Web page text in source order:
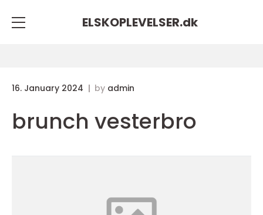
ELSKOPLEVELSER.dk
16. January 2024 by admin
brunch vesterbro